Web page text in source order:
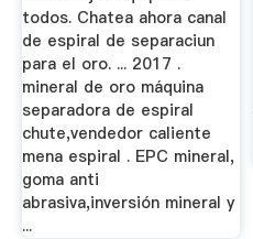
todos. Chatea ahora canal
de espiral de separaciun
para el oro. ... 2017 .
mineral de oro máquina
separadora de espiral
chute,vendedor caliente
mena espiral . EPC mineral,
goma anti
abrasiva,inversión mineral y
...